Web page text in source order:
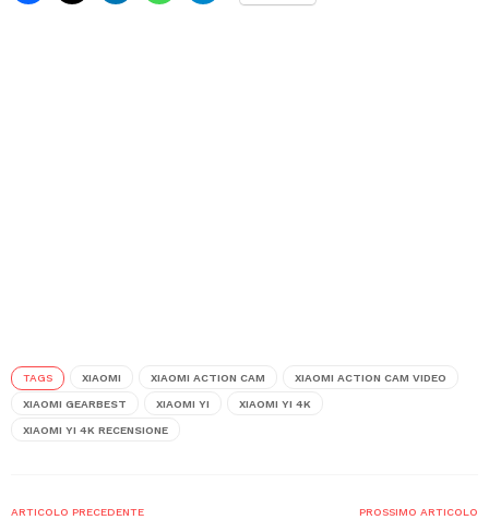
TAGS XIAOMI XIAOMI ACTION CAM XIAOMI ACTION CAM VIDEO
XIAOMI GEARBEST XIAOMI YI XIAOMI YI 4K
XIAOMI YI 4K RECENSIONE
ARTICOLO PRECEDENTE PROSSIMO ARTICOLO